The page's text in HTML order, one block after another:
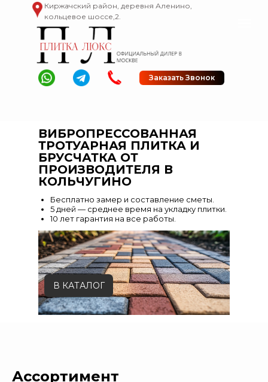
Киржачский район, деревня Аленино,
кольцевое шоссе,2.
Заказать Звонок
ВИБРОПРЕССОВАННАЯ
ТРОТУАРНАЯ ПЛИТКА И
БРУСЧАТКА ОТ
ПРОИЗВОДИТЕЛЯ В
КОЛЬЧУГИНО
Бесплатно замер и составление сметы.
5 дней — среднее время на укладку плитки.
10 лет гарантия на все работы.
В КАТАЛОГ
Ассортимент